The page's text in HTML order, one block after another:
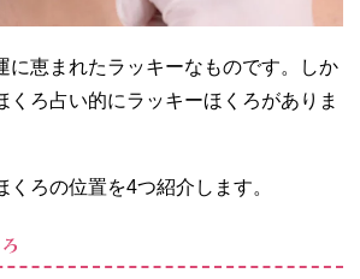
に恵まれたラッキーなものです。しか
くろ占い的にラッキーほくろがありま
ろの位置を4つ紹介します。